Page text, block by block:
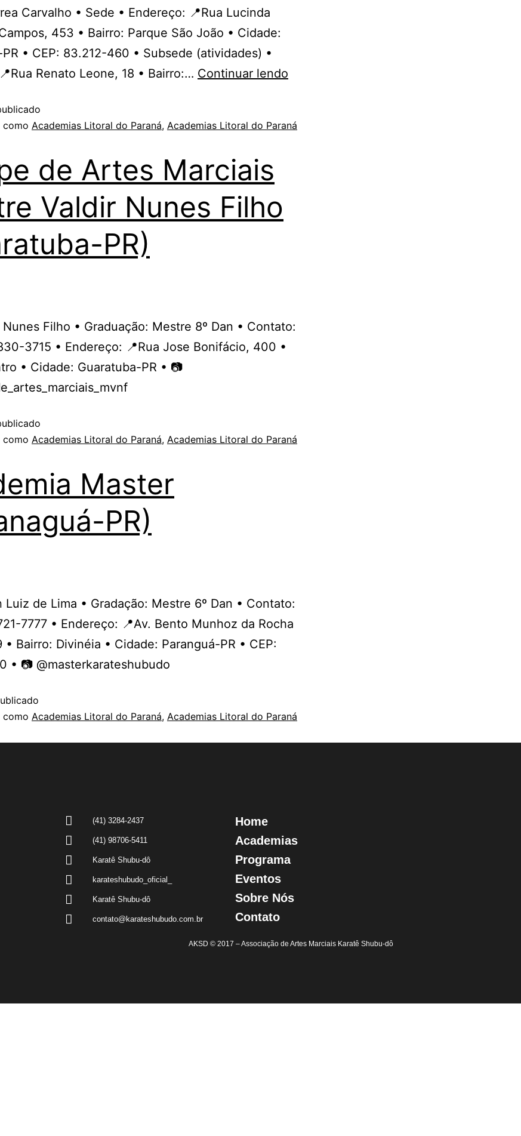
Carvalho • Sede • Endereço: 📍Rua Lucinda
453 • Bairro: Parque São João • Cidade:
• CEP: 83.212-460 • Subsede (atividades) •
Renato Leone, 18 • Bairro:… Continuar lendo
como Academias Litoral do Paraná, Academias Litoral do Paraná
de Artes Marciais
Valdir Nunes Filho
PR)
Filho • Graduação: Mestre 8º Dan • Contato:
3715 • Endereço: 📍Rua Jose Bonifácio, 400 •
• Cidade: Guaratuba-PR • 📷
como Academias Litoral do Paraná, Academias Litoral do Paraná
Master
PR)
Luiz de Lima • Gradação: Mestre 6º Dan • Contato:
7777 • Endereço: 📍Av. Bento Munhoz da Rocha
Bairro: Divinéia • Cidade: Paranguá-PR • CEP:
• 📷 @masterkarateshubudo
como Academias Litoral do Paraná, Academias Litoral do Paraná
(41) 3284-2437
(41) 98706-5411
Karatê Shubu-dô
karateshubudo_oficial_
Karatê Shubu-dô
contato@karateshubudo.com.br
Home
Academias
Programa
Eventos
Sobre Nós
Contato
AKSD © 2017 – Associação de Artes Marciais Karatê Shubu-dô